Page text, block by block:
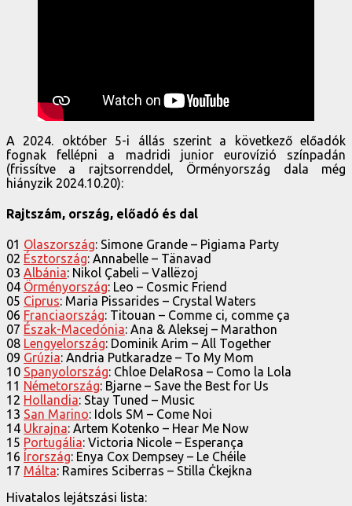
A 2024. október 5-i állás szerint a következő előadók
fognak fellépni a madridi junior eurovízió színpadán
(frissítve a rajtsorrenddel, Örményország dala még
hiányzik 2024.10.20):
Rajtszám, ország, előadó és dal
01 Olaszország: Simone Grande – Pigiama Party
02 Észtország: Annabelle – Tänavad
03 Albánia: Nikol Çabeli – Vallëzoj
04 Örményország: Leo – Cosmic Friend
05 Ciprus: Maria Pissarides – Crystal Waters
06 Franciaország: Titouan – Comme ci, comme ça
07 Észak-Macedónia: Ana & Aleksej – Marathon
08 Lengyelország: Dominik Arim – All Together
09 Grúzia: Andria Putkaradze – To My Mom
10 Spanyolország: Chloe DelaRosa – Como la Lola
11 Németország: Bjarne – Save the Best for Us
12 Hollandia: Stay Tuned – Music
13 San Marino: Idols SM – Come Noi
14 Ukrajna: Artem Kotenko – Hear Me Now
15 Portugália: Victoria Nicole – Esperança
16 Írország: Enya Cox Dempsey – Le Chéile
17 Málta: Ramires Sciberras – Stilla Ċkejkna
Hivatalos lejátszási lista: